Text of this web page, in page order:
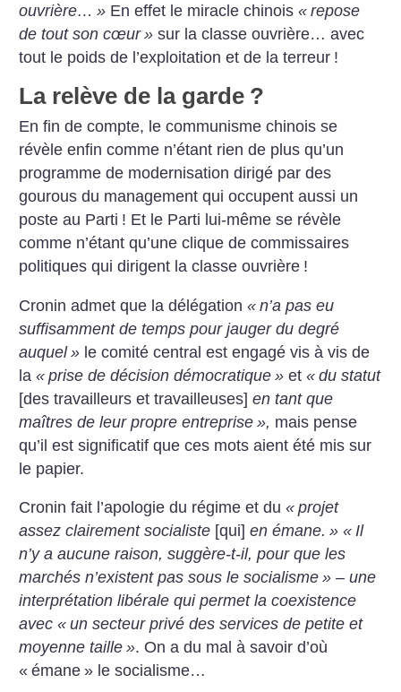
ouvrière… » En effet le miracle chinois« repose
de tout son cœur » sur la classe ouvrière… avec
tout le poids de l’exploitation et de la terreur !
La relève de la garde ?
En fin de compte, le communisme chinois se
révèle enfin comme n’étant rien de plus qu’un
programme de modernisation dirigé par des
gourous du management qui occupent aussi un
poste au Parti ! Et le Parti lui-même se révèle
comme n’étant qu’une clique de commissaires
politiques qui dirigent la classe ouvrière !
Cronin admet que la délégation« n’a pas eu
suffisamment de temps pour jauger du degré
auquel » le comité central est engagé vis à vis de
la« prise de décision démocratique » et« du statut
[des travailleurs et travailleuses]en tant que
maîtres de leur propre entreprise », mais pense
qu’il est significatif que ces mots aient été mis sur
le papier.
Cronin fait l’apologie du régime et du« projet
assez clairement socialiste [qui]en émane. » « Il
n’y a aucune raison, suggère-t-il, pour que les
marchés n’existent pas sous le socialisme » – une
interprétation libérale qui permet la coexistence
avec « un secteur privé des services de petite et
moyenne taille ». On a du mal à savoir d’où
« émane » le socialisme…